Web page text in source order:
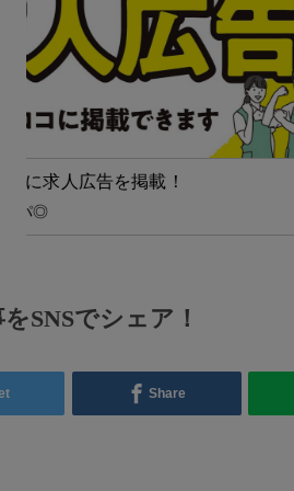
省エネ・環境【在タイ企業・製
SNSでシェア！
Share